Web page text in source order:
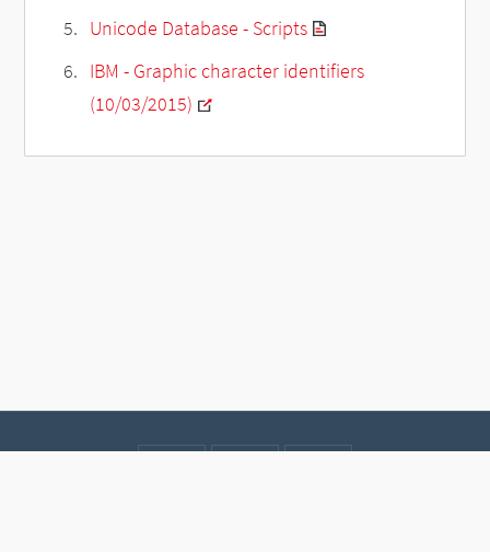
Unicode Database - Scripts
IBM - Graphic character identifiers
(10/03/2015)